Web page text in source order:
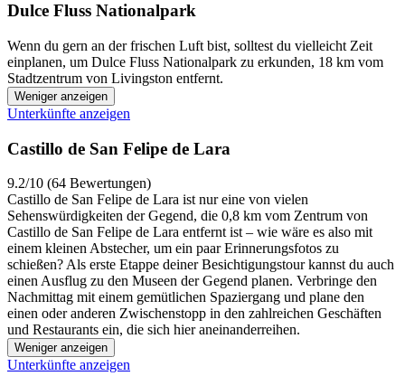
Dulce Fluss Nationalpark
Wenn du gern an der frischen Luft bist, solltest du vielleicht Zeit
einplanen, um Dulce Fluss Nationalpark zu erkunden, 18 km vom
Stadtzentrum von Livingston entfernt.
Weniger anzeigen
Unterkünfte anzeigen
Castillo de San Felipe de Lara
9.2/10 (64 Bewertungen)
Castillo de San Felipe de Lara ist nur eine von vielen
Sehenswürdigkeiten der Gegend, die 0,8 km vom Zentrum von
Castillo de San Felipe de Lara entfernt ist – wie wäre es also mit
einem kleinen Abstecher, um ein paar Erinnerungsfotos zu
schießen? Als erste Etappe deiner Besichtigungstour kannst du auch
einen Ausflug zu den Museen der Gegend planen. Verbringe den
Nachmittag mit einem gemütlichen Spaziergang und plane den
einen oder anderen Zwischenstopp in den zahlreichen Geschäften
und Restaurants ein, die sich hier aneinanderreihen.
Weniger anzeigen
Unterkünfte anzeigen